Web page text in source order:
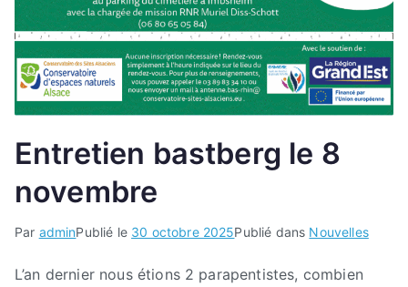
Entretien bastberg le 8
novembre
Par adminPublié le 30 octobre 2025Publié dans Nouvelles
L’an dernier nous étions 2 parapentistes, combien